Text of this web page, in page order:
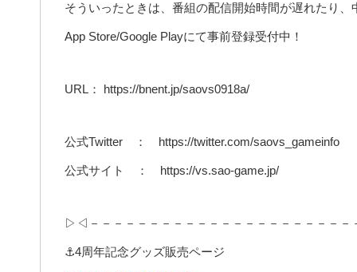
そういったときは、番組の配信開始時間が遅れたり
App Store/Google Playにて事前登録受付中！
URL： https://bnent.jp/saovs0918a/
公式Twitter ： https://twitter.com/saovs_gameinfo
公式サイト ： https://vs.sao-game.jp/
▷◁－－－－－－－－－－－－－－－－－－－－－
⚓4周年記念グッズ販売ページ